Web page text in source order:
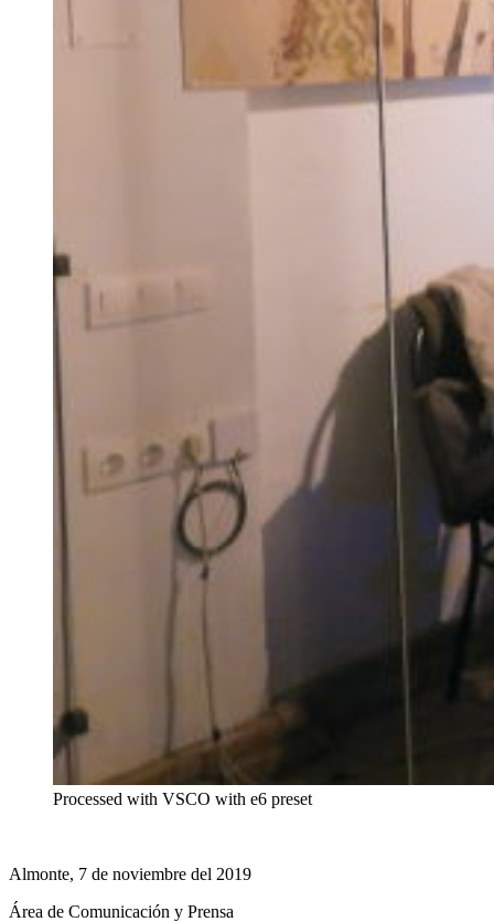
Processed with VSCO with e6 preset
Almonte, 7 de noviembre del 2019
Área de Comunicación y Prensa